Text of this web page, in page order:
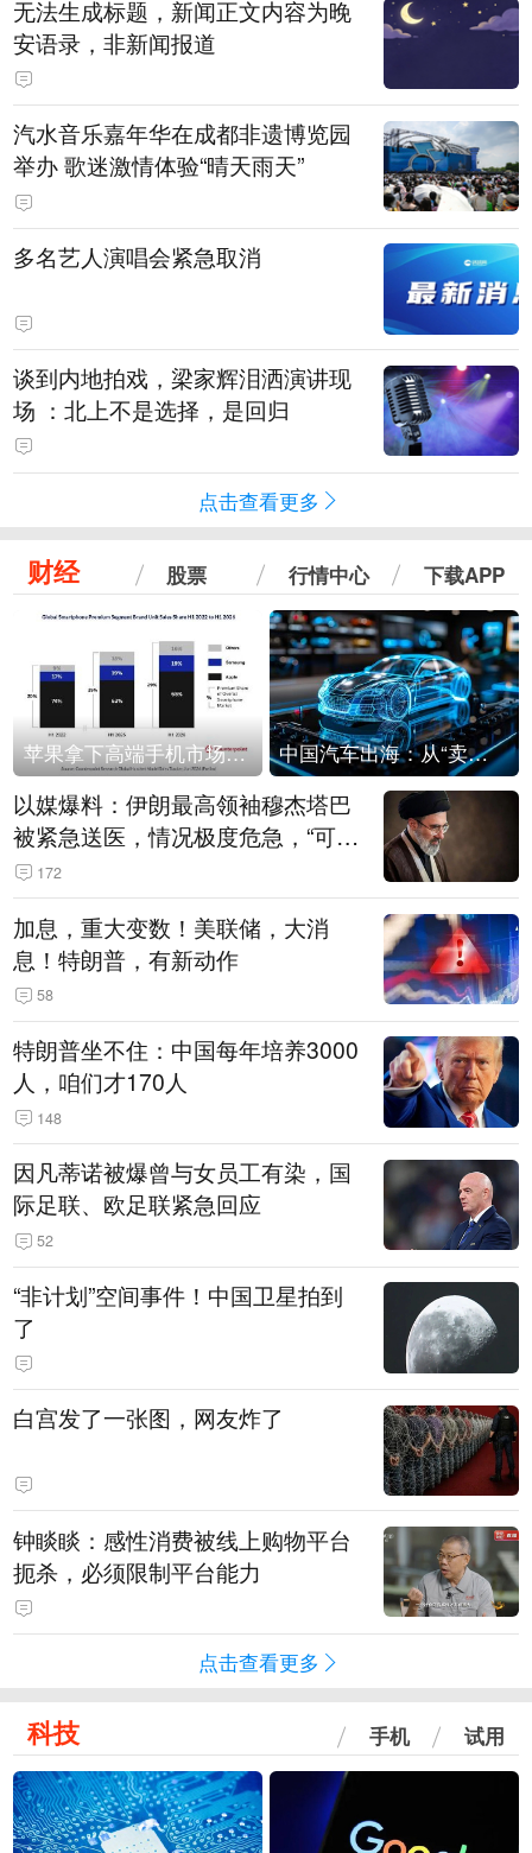
无法生成标题，新闻正文内容为晚
安语录，非新闻报道
汽水音乐嘉年华在成都非遗博览园
举办 歌迷激情体验“晴天雨天”
多名艺人演唱会紧急取消
谈到内地拍戏，梁家辉泪洒演讲现
场 ：北上不是选择，是回归
点击查看更多
财经 股票 行情中心 下载APP
苹果拿下高端手机市场65%的份额：iPhone 17系列功不可没 中国汽车出海：从“卖出去”到“走进去”
以媒爆料：伊朗最高领袖穆杰塔巴
被紧急送医，情况极度危急，“可能
随时会死去”
172
加息，重大变数！美联储，大消
息！特朗普，有新动作
58
特朗普坐不住：中国每年培养3000
人，咱们才170人
148
因凡蒂诺被爆曾与女员工有染，国
际足联、欧足联紧急回应
52
“非计划”空间事件！中国卫星拍到
了
白宫发了一张图，网友炸了
钟睒睒：感性消费被线上购物平台
扼杀，必须限制平台能力
点击查看更多
科技 手机 试用